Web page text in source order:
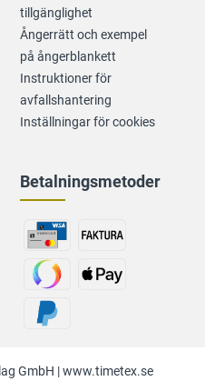
tillgänglighet
Ångerrätt och exempel
på ångerblankett
Instruktioner för
avfallshantering
Inställningar för cookies
Betalningsmetoder
GmbH |www.timetex.se